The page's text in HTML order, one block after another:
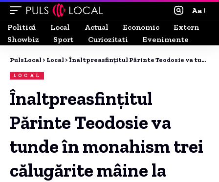
Aa
Politică
Local Actual Economic
Extern
Showbiz
Sport Curiozitati Evenimente
PulsLocal > Local > Înaltpreasfințitul Părinte Teodosie va tunde în monahism trei călugărite mâine la mănăstirea Dervent.
LOCAL
Înaltpreasfințitul
Părinte Teodosie va
tunde în monahism trei
călugărite mâine la